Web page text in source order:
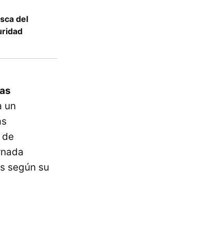
del
un
según su